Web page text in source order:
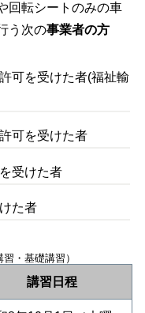
回転シートのみの車
う次の事業者の方
可を受けた者(福祉輸
可を受けた者
受けた者
た者
・基礎講習）
講習日程